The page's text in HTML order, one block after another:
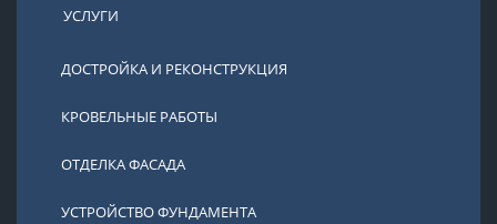
УСЛУГИ
ДОСТРОЙКА И РЕКОНСТРУКЦИЯ
КРОВЕЛЬНЫЕ РАБОТЫ
ОТДЕЛКА ФАСАДА
УСТРОЙСТВО ФУНДАМЕНТА